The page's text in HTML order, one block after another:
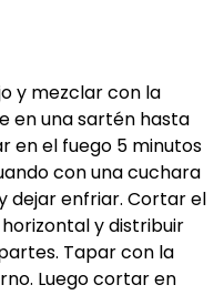
y mezclar con la
en una sartén hasta
en el fuego 5 minutos
con una cuchara
dejar enfriar. Cortar el
y distribuir
Tapar con la
Luego cortar en